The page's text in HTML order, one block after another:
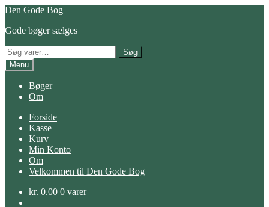
Spring
navigation
Spring
indhold
Den Gode Bog
Gode bøger sælges
Søg
efter:
Søg
Menu
Bøger
Om
Forside
Kasse
Kurv
Min Konto
Om
Velkommen til Den Gode Bog
kr. 0.00 0 varer